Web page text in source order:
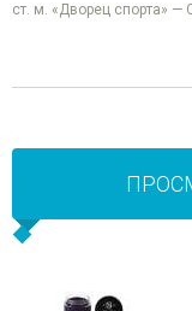
ст. м. «Дворец спорта» —